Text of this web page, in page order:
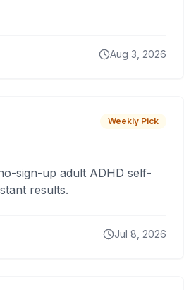
Aug 3, 2026
Weekly Pick
sign-up adult ADHD self-
results.
Jul 8, 2026